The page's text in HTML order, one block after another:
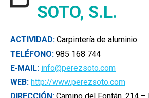
SOTO, S.L.
ACTIVIDAD: Carpintería de aluminio
TELÉFONO: 985 168 744
E-MAIL: info@perezsoto.com
WEB: http://www.perezsoto.com